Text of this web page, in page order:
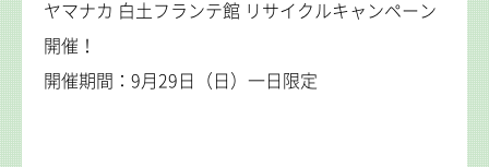
ヤマナカ 白土フランテ館 リサイクルキャンペーン
開催！
開催期間：9月29日（日）一日限定